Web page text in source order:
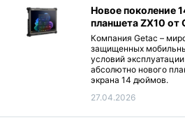
Новое поколение
планшета ZX10 от
Компания Getac –
защищенных
условий
абсолютно нового
экрана 14 дюймов.
27.04.2026